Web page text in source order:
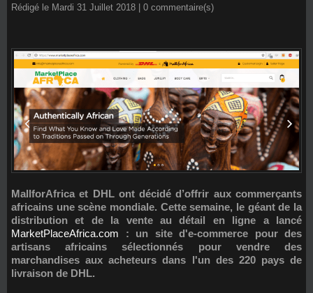
Rédigé le Mardi 31 Juillet 2018 | 0 commentaire(s)
MallforAfrica et DHL ont décidé d’offrir aux commerçants
africains une scène mondiale. Cette semaine, le géant de la
distribution et de la vente au détail en ligne a lancé
MarketPlaceAfrica.com : un site d'e-commerce pour des
artisans africains sélectionnés pour vendre des
marchandises aux acheteurs dans l'un des 220 pays de
livraison de DHL.